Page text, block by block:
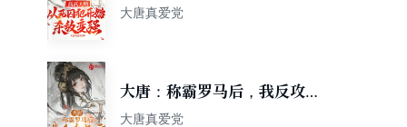
变强
大唐真爱党
大唐：称霸罗马后，我反攻长
安
大唐真爱党